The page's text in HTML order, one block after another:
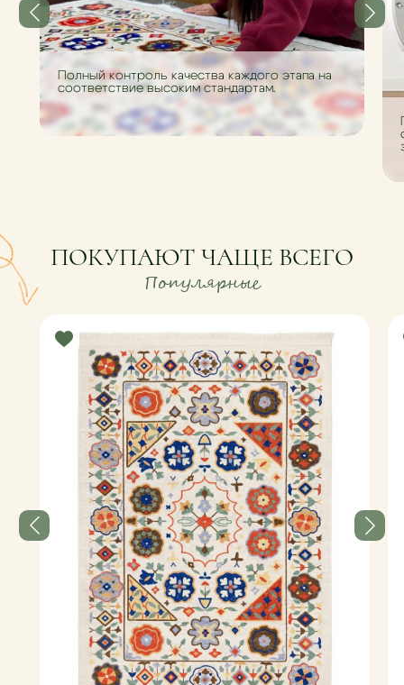
Полный контроль качества каждого этапа на
соответствие высоким стандартам.
Популярные
ПОКУПАЮТ ЧАЩЕ ВСЕГО